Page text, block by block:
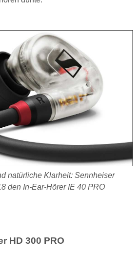
natürliche Klarheit: Sennheiser
den In-Ear-Hörer IE 40 PRO
HD 300 PRO